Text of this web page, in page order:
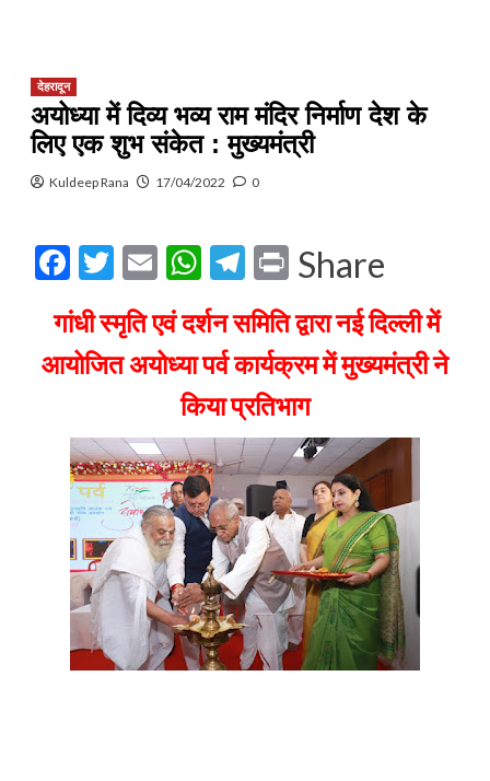
देहरादून
अयोध्या में दिव्य भव्य राम मंदिर निर्माण देश के
लिए एक शुभ संकेत : मुख्यमंत्री
Kuldeep Rana 17/04/2022 0
Facebook
Twitter
EmailWhatsApp
Telegram
Print
Share
गांधी स्मृति एवं दर्शन समिति द्वारा नई दिल्ली में
आयोजित अयोध्या पर्व कार्यक्रम में मुख्यमंत्री ने
किया प्रतिभाग